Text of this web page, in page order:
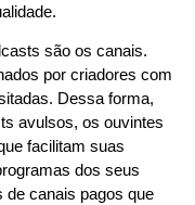
são os canais.
por criadores com
Dessa forma,
avulsos, os ouvintes
facilitam suas
dos seus
de canais pagos que